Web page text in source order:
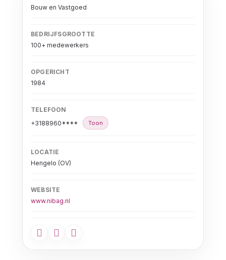
Bouw en Vastgoed
BEDRIJFSGROOTTE
100+ medewerkers
OPGERICHT
1984
TELEFOON
+3188960****
Toon
LOCATIE
Hengelo (OV)
WEBSITE
www.nibag.nl